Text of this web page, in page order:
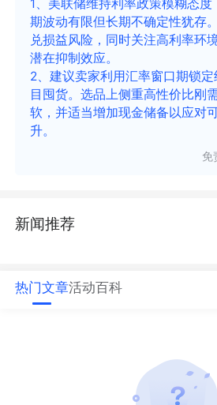
1、美联储维持利率政策模糊态
期波动有限但长期不确定性犹存
兑损益风险，同时关注高利率环
潜在抑制效应。
2、建议卖家利用汇率窗口期锁
目囤货。选品上侧重高性价比刚
软，并适当增加现金储备以应对
升。
免
新闻推荐
热门文章活动百科